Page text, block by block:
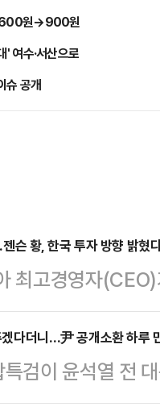
원→900원
여수·서산으로
슈 공개
슨 황, 한국 투자 방향 밝혔
최고경영자
히며 국내 기업들
봇·자율주행·스
떠오르는 가운데
대될 것이란 전망
다더니…尹 공개소환 하루
검이 윤석열 전
특검보가 친여 성